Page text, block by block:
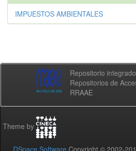
IMPUESTOS AMBIENTALES
Repositorio
Repositorios de
RRAAE
Theme by
DSpace Software Copyright © 2002-